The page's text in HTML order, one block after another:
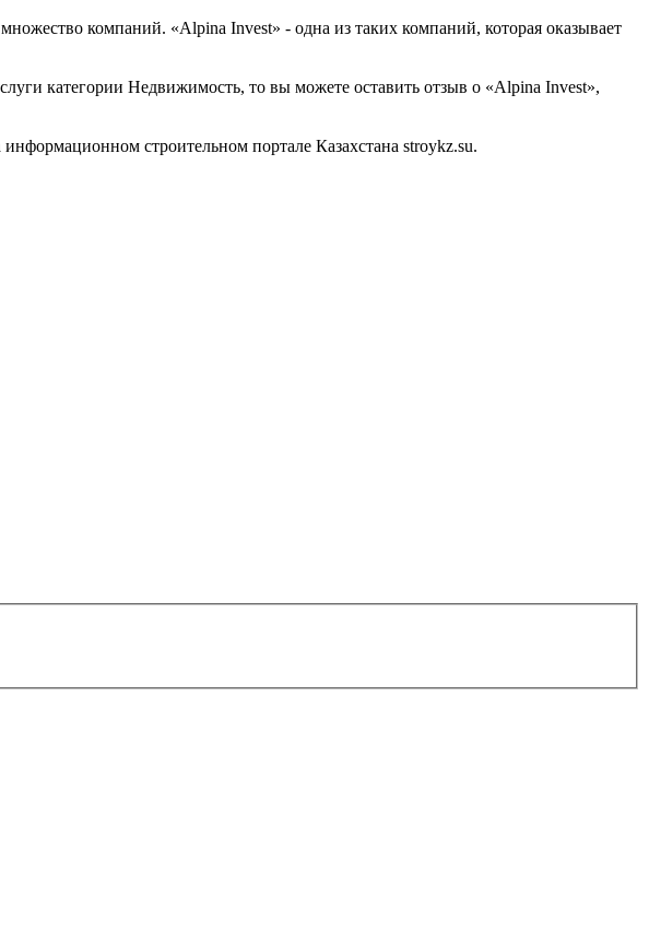
компаний. «Alpina Invest» - одна из таких компаний, которая оказывает
категории Недвижимость, то вы можете оставить отзыв о «Alpina Invest»,
строительном портале Казахстана stroykz.su.